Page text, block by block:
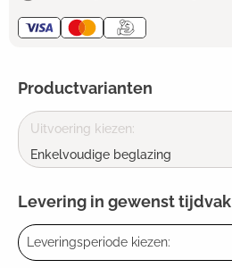
Productvarianten
Uitvoering kiezen:
Enkelvoudige beglazing
Levering in gewenst tijdvak
Leveringsperiode kiezen: